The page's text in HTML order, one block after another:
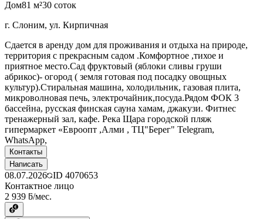
Дом81 м²30 соток
г. Слоним, ул. Кирпичная
Сдается в аренду дом для проживания и отдыха на природе,
территория с прекрасным садом .Комфортное ,тихое и
приятное место.Сад фруктовый (яблоки сливы груши
абрикос)- огород ( земля готовая под посадку овощных
культур).Стиральная машина, холодильник, газовая плита,
микроволновая печь, электрочайник,посуда.Рядом ФОК 3
бассейна, русская финская сауна хамам, джакузи. Фитнес
тренажерный зал, кафе. Река Щара городской пляж
гипермаркет «Евроопт ,Алми , ТЦ"Берег" Telegram,
WhatsApp,
Контакты
Написать
08.07.2026 ID 4070653
Контактное лицо
2 939 ƃ/мес.